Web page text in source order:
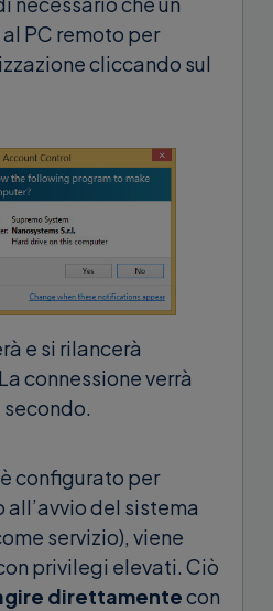
PC remoto per
cliccando sul
e si rilancerà
connessione verrà
configurato per
all’avvio del sistema
servizio), viene
privilegi elevati. Ciò
direttamentecon